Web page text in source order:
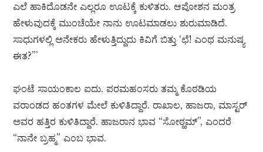
ಎಲೆ ಹಾಕಿದೊಡನೇ ಎಲ್ಲರೂ ಊಟಕ್ಕೆ ಕುಳಿತರು. ಆಪೋಶನ ಮಂತ್ರ
ಹೇಳುವುದಕ್ಕೆ ಮುಂಚೆಯೇ ನಾನು ಊಟಮಾಡಲು ಶುರುಮಾಡಿದೆ.
ಸಾಧುಗಳಲ್ಲಿ ಅನೇಕರು ಹೇಳುತ್ತಿದ್ದುದು ಕಿವಿಗೆ ಬಿತ್ತು ‘ಛೆ! ಎಂಥ ಮನುಷ್ಯ
ಈತ?”’
ಘಂಟೆ ಸಾಯಂಕಾಲ ಐದು. ಪರಮಹಂಸರು ತಮ್ಮ ಕೊಠಡಿಯ
ವರಾಂಡದ ಹಂತಗಳ ಮೇಲೆ ಕುಳಿತಿದ್ದಾರೆ. ರಾಖಾಲ, ಹಾಜರಾ, ಮಾಸ್ಟರ್
ಅವರ ಹತ್ತಿರ ಕುಳಿತಿದ್ದಾರೆ. ಹಾಜರಾನ ಭಾವ “ಸೋಠ್ಹಮ್”, ಎಂದರೆ
“ನಾನೇ ಬ್ರಹ್ಮ” ಎಂಬ ಭಾವ.